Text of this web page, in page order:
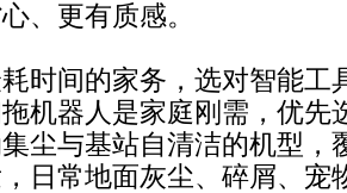
、更有质感。
时间的家务，选对智能工
机器人是家庭刚需，优先
尘与基站自清洁的机型，
日常地面灰尘、碎屑、宠